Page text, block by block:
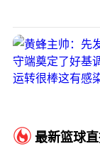
最新篮球